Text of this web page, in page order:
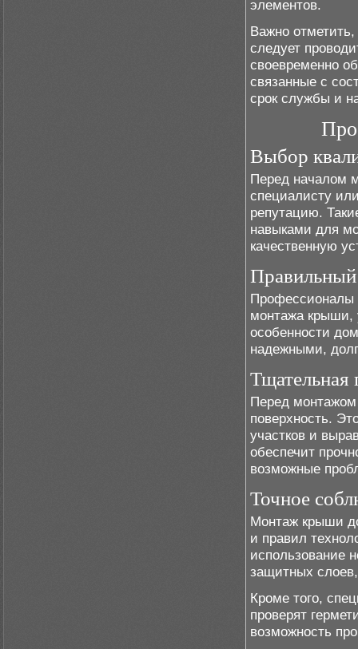
элементов.
Важно отметить,
следует
своевременно
связанные с
срок службы и
Выбор
Перед началом
специалисту
репутацию.
навыками для
качественную
Правильный
Профессионалы
монтажа крыши,
особенности
надежными,
Тщательная
Перед
поверхность.
участков и
обеспечит
возможные
Точное
Монтаж крыши
и правил
использование
защитных
Кроме того,
проверят
возможность